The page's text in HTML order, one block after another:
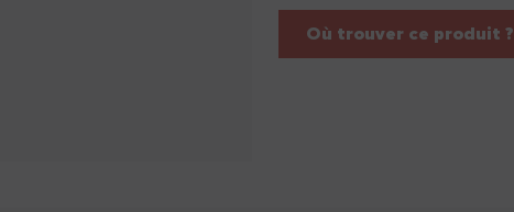
Où trouver ce produit ?